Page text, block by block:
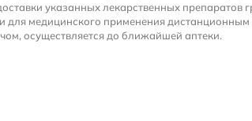
указанных лекарственных
для медицинского применения
осуществляется до ближайшей аптеки.